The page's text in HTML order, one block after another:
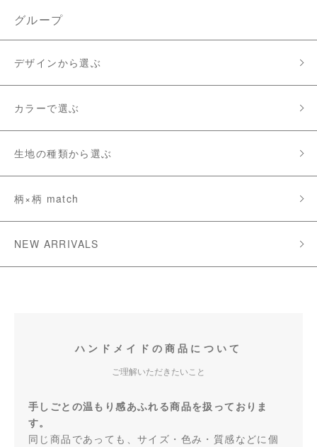
グループ
デザインから選ぶ
カラーで選ぶ
生地の種類から選ぶ
柄×柄 match
NEW ARRIVALS
ハンドメイドの商品について
ご理解いただきたいこと
手しごとの温もり感あふれる商品を扱っておりま
す。
同じ商品であっても、サイズ・色み・質感などに個